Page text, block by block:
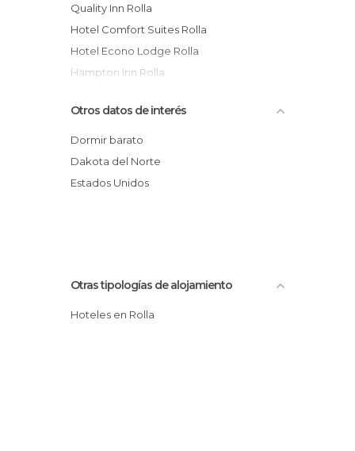
Quality Inn Rolla
Hotel Comfort Suites Rolla
Hotel Econo Lodge Rolla
Hampton Inn Rolla
Otros datos de interés
Dormir barato
Dakota del Norte
Estados Unidos
Otras tipologías de alojamiento
Hoteles en Rolla